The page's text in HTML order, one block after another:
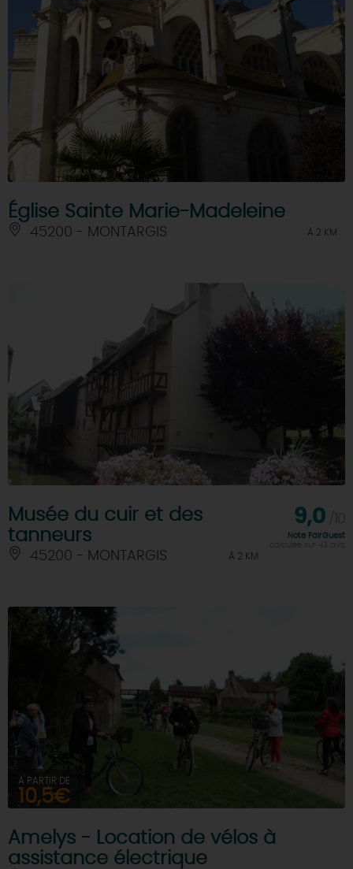
Église Sainte Marie-Madeleine
45200 - MONTARGIS À 2 KM
Musée du cuir et des
tanneurs
45200 - MONTARGIS À 2 KM
9,0
Note FairGuest
À PARTIR DE
10,5€
Amelys - Location de vélos à
assistance électrique